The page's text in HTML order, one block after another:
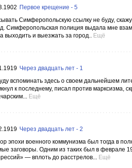
Первое крещение - 5
Симферопольскую ссылку не буду,
Симферопольская полиция выдала мне
выходить и выезжать за город.. Ещё
Через двадцать лет - 1
вспоминать здесь о своем дальнейшем
к последнему, писал против
Ещё
Через двадцать лет - 2
эпохи военного коммунизма был тогда в
заговоры. Одним из таких был в феврале
— вплоть до расстрелов... Ещё